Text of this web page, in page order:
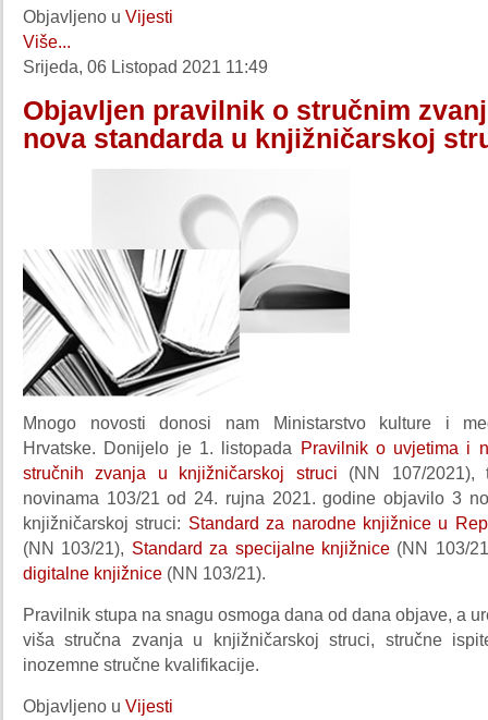
Objavljeno u Vijesti
Više...
Srijeda, 06 Listopad 2021 11:49
Objavljen pravilnik o stručnim
nova standarda u knjižničarskoj
Mnogo novosti donosi nam Ministarstvo kulture i
Hrvatske. Donijelo je 1. listopada Pravilnik o uvjetima i
stručnih zvanja u knjižničarskoj struci (NN 107/2021),
novinama 103/21 od 24. rujna 2021. godine objavilo 3
knjižničarskoj struci: Standard za narodne knjižnice u
(NN 103/21), Standard za specijalne knjižnice (NN 103/
digitalne knjižnice (NN 103/21).
Pravilnik stupa na snagu osmoga dana od dana objave, a
viša stručna zvanja u knjižničarskoj struci, stručne
inozemne stručne kvalifikacije.
Objavljeno u Vijesti